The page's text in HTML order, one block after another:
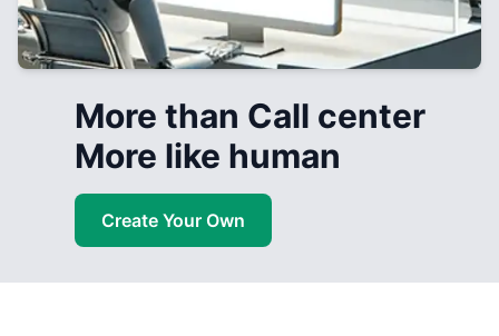
More than Call center
More like human
Create Your Own